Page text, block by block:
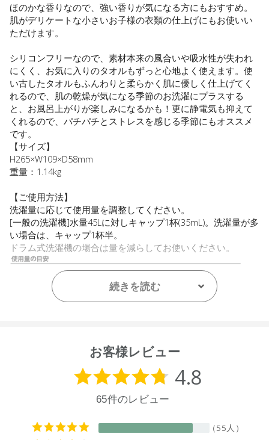
ほのかな香りなので、強い香りが気になる方にもおすすめ。
肌がデリケートな小さいお子様の衣類の仕上げにもお使いい
ただけます。
シリコンフリーなので、素材本来の風合いや吸水性が失われ
にくく、お気に入りのタオルもずっと心地よく使えます。使
い古したタオルもふんわりと柔らかく肌に優しく仕上げてく
れるので、肌の乾燥が気になる季節のお洗濯にプラスする
と、お風呂上がりが楽しみになるかも！更に静電気も抑えて
くれるので、パチパチとストレスを感じる季節にもオススメ
です。
【サイズ】
H265×W109×D58mm
重量：1.14kg
【ご使用方法】
洗濯量に応じて使用量を調整してください。
[一般の洗濯機]水量45Lに対しキャップ1杯(35mL)。洗濯量が多
い場合は、キャップ1杯半。
ドラム式洗濯機の場合は量を減らしてお使いください。
衣料品用(綿・毛・絹・合成繊維)
続きを読む
お客様レビュー